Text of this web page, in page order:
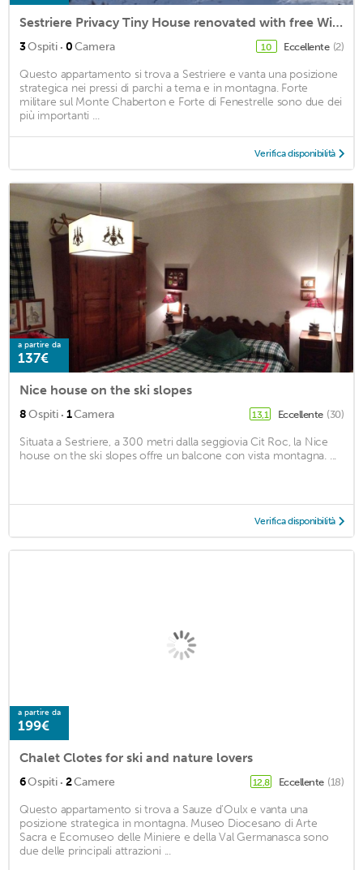
Sestriere Privacy Tiny House renovated with free Wi-fi
3Ospiti · 0Camera 10 Eccellente (2)
Questo appartamento si trova a Sestriere e vanta una posizione
strategica nei pressi di parchi a tema e in montagna. Forte
militare sul Monte Chaberton e Forte di Fenestrelle sono due dei
più importanti ...
Verifica disponibilità
a partire da
137€
Nice house on the ski slopes
8Ospiti · 1Camera 13,1 Eccellente (30)
Situata a Sestriere, a 300 metri dalla seggiovia Cit Roc, la Nice
house on the ski slopes offre un balcone con vista montagna. ...
Verifica disponibilità
a partire da
199€
Chalet Clotes for ski and nature lovers
6Ospiti · 2Camere 12,8 Eccellente (18)
Questo appartamento si trova a Sauze d'Oulx e vanta una
posizione strategica in montagna. Museo Diocesano di Arte
Sacra e Ecomuseo delle Miniere e della Val Germanasca sono
due delle principali attrazioni ...